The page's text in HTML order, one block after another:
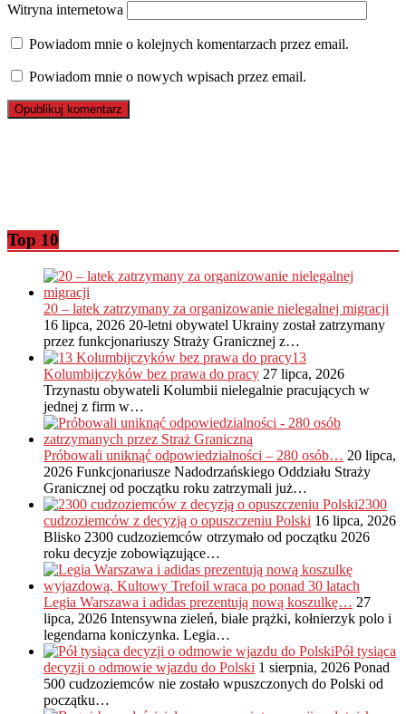
Witryna internetowa
Powiadom mnie o kolejnych komentarzach przez email.
Powiadom mnie o nowych wpisach przez email.
Top 10
20 – latek zatrzymany za organizowanie nielegalnej migracji
16 lipca, 2026 20-letni obywatel Ukrainy został zatrzymany
przez funkcjonariuszy Straży Granicznej z…
13
Kolumbijczyków bez prawa do pracy 27 lipca, 2026
Trzynastu obywateli Kolumbii nielegalnie pracujących w
jednej z firm w…
Próbowali uniknąć odpowiedzialności – 280 osób… 20 lipca,
2026 Funkcjonariusze Nadodrzańskiego Oddziału Straży
Granicznej od początku roku zatrzymali już…
2300
cudzoziemców z decyzją o opuszczeniu Polski 16 lipca, 2026
Blisko 2300 cudzoziemców otrzymało od początku 2026
roku decyzje zobowiązujące…
Legia Warszawa i adidas prezentują nową koszulkę… 27
lipca, 2026 Intensywna zieleń, białe prążki, kołnierzyk polo i
legendarna koniczynka. Legia…
Pół tysiąca
decyzji o odmowie wjazdu do Polski 1 sierpnia, 2026 Ponad
500 cudzoziemców nie zostało wpuszczonych do Polski od
początku…